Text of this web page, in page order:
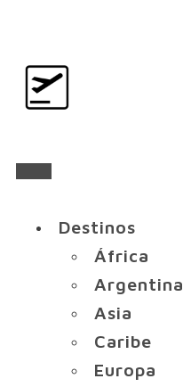
Destinos
África
Argentina
Asia
Caribe
Europa